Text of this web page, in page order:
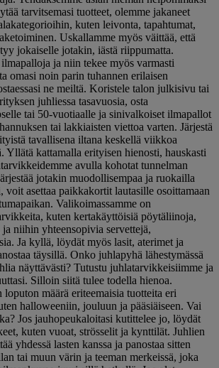
tarvitsemasi tuotteet, olemme jakaneet
kuten leivonta, tapahtumat,
Uskallamme myös väittää, että
jokaiselle jotakin, iästä riippumatta.
ja niin tekee myös varmasti
omasi noin parin tuhannen erilaisen
ne meiltä. Koristele talon julkisivu tai
juhliessa tasavuosia, osta
tai 50-vuotiaalle ja sinivalkoiset ilmapallot
tai lakkiaisten viettoa varten. Järjestä
tavallisena iltana keskellä viikkoa
Yllätä kattamalla erityisen hienosti, hauskasti
avulla kohotat tunnelman
jotakin muodollisempaa ja ruokailla
voit asettaa paikkakortit lautasille osoittamaan
Valikoimassamme on
kuten kertakäyttöisiä pöytäliinoja,
ja niihin yhteensopivia servettejä,
Ja kyllä, löydät myös lasit, aterimet ja
täysillä. Onko juhlapyhä lähestymässä
näyttävästi? Tutustu juhlatarvikkeisiimme ja
Silloin siitä tulee todella hienoa.
loputon määrä eriteemaisia tuotteita eri
halloweeniin, jouluun ja pääsiäiseen. Vai
Jos jauhopeukaloitasi kutittelee jo, löydät
kuten vuoat, strösselit ja kynttilät. Juhlien
yhdessä lasten kanssa ja panostaa sitten
tai muun värin ja teeman merkeissä, joka